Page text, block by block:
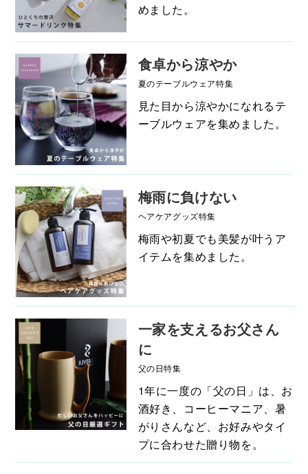
めました。
食卓から涼やか
夏のテーブルウェア特集
見た目から涼やかになれるテ
ーブルウェアを集めました。
梅雨に負けない
ヘアケアグッズ特集
梅雨や初夏でも美髪が叶うア
イテムを集めました。
一家を支えるお父さん
に
父の日特集
1年に一度の「父の日」は、お
酒好き、コーヒーマニア、暑
がりさんなど、お好みやタイ
プに合わせた贈り物を。